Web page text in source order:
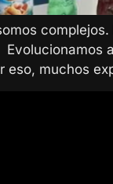
eso, muchos